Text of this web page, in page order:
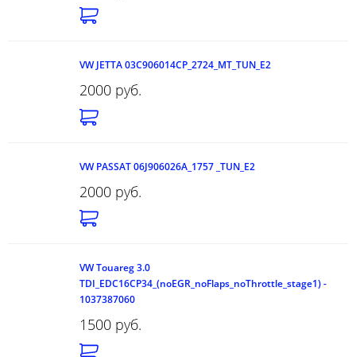
VW JETTA 03C906014CP_2724_MT_TUN_E2
2000 руб.
VW PASSAT 06J906026A_1757 _TUN_E2
2000 руб.
VW Touareg 3.0
TDI_EDC16CP34_(noEGR_noFlaps_noThrottle_stage1) -
1037387060
1500 руб.